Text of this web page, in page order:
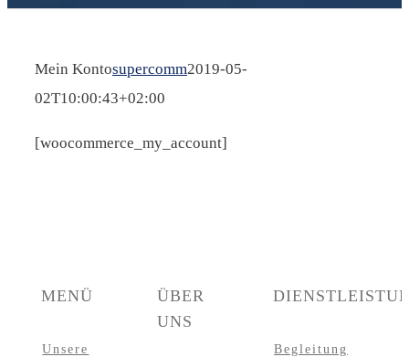
Mein Kontosupercomm2019-05-
02T10:00:43+02:00
[woocommerce_my_account]
MENÜ
Unsere
ÜBER
UNS
Begleitung